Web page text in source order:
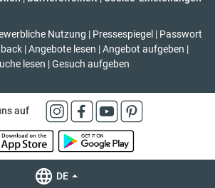
Nutzung | Pressespiegel | Passwort
| Angebote lesen | Angebot aufgeben |
lesen | Gesuch aufgeben
auf
DE